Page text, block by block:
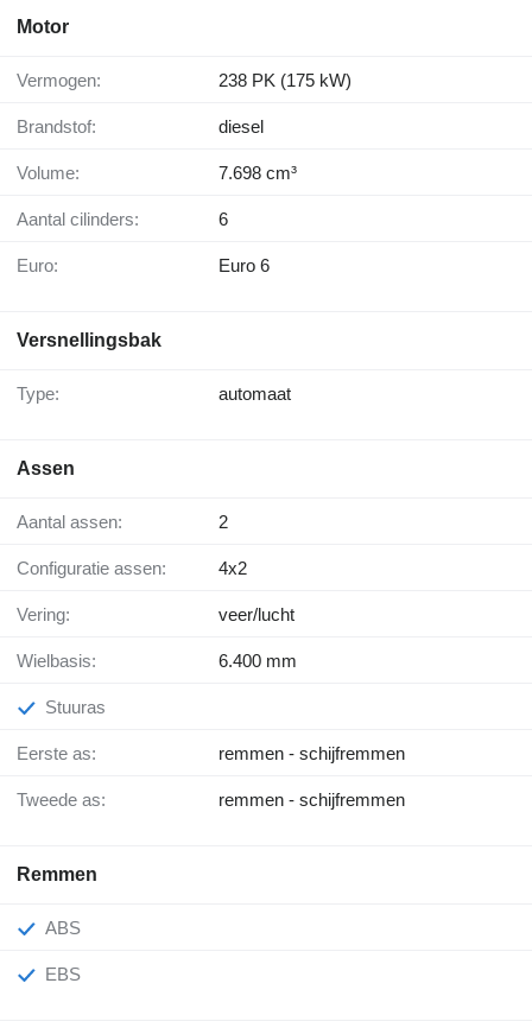
Motor
Vermogen: 238 PK (175 kW)
Brandstof: diesel
Volume: 7.698 cm³
Aantal cilinders: 6
Euro: Euro 6
Versnellingsbak
Type: automaat
Assen
Aantal assen: 2
Configuratie assen: 4x2
Vering: veer/lucht
Wielbasis: 6.400 mm
Stuuras
Eerste as: remmen - schijfremmen
Tweede as: remmen - schijfremmen
Remmen
ABS
EBS